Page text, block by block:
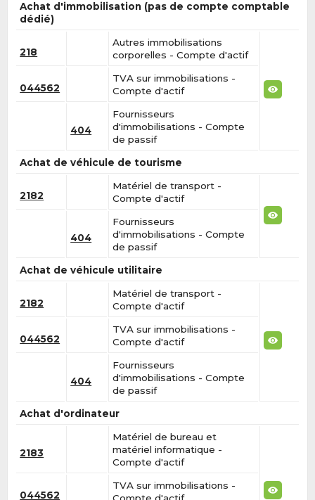
Achat d'immobilisation (pas de compte comptable
dédié)
218
Autres immobilisations
corporelles - Compte d'actif
044562
TVA sur immobilisations -
Compte d'actif
404
Fournisseurs
d'immobilisations - Compte
de passif
Achat de véhicule de tourisme
2182
Matériel de transport -
Compte d'actif
404
Fournisseurs
d'immobilisations - Compte
de passif
Achat de véhicule utilitaire
2182
Matériel de transport -
Compte d'actif
044562
TVA sur immobilisations -
Compte d'actif
404
Fournisseurs
d'immobilisations - Compte
de passif
Achat d'ordinateur
2183
Matériel de bureau et
matériel informatique -
Compte d'actif
044562
TVA sur immobilisations -